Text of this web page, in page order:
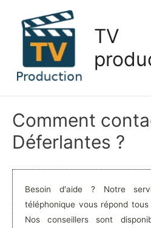
contenu
TV
Comment
Déferlantes ?
Besoin d'aide ? Notre
téléphonique vous répond
Nos conseillers sont